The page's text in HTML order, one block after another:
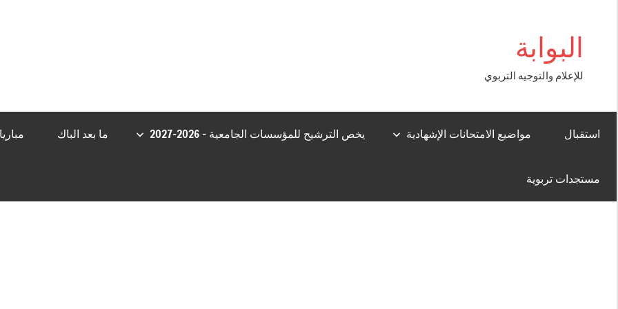
البوابة
للإعلام والتوجيه التربوي
استقبال مواضيع الامتحانات الإشهادية يخص الترشيح للمؤسسات الجامعية – 2026-2027 ما بعد الباك
مستجدات تربوية